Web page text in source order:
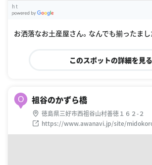
h t
お洒落なお土産屋さん。なんでも揃ったまし
このスポットの詳細を見る
O 祖谷のかずら橋
徳島県三好市西祖谷山村善徳１６２-２
https://www.awanavi.jp/site/